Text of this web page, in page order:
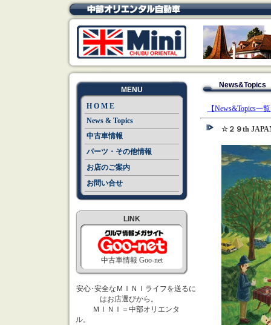
MENU
H O M E
News & Topics
中古車情報
パーツ・その他情報
お店のご案内
お問い合せ
LINK
中古車情報 Goo-net
安心･安全なＭＩＮＩライフを送るに
はお店選びから。
ＭＩＮＩ＝中部オリエンタ
ル。
News&Topics
【News&Topics一
☆２９th